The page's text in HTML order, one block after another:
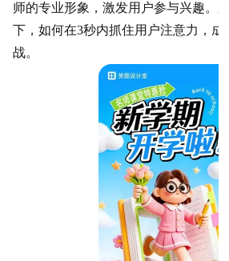
师的专业形象，激发用户参与兴趣。
下，如何在3秒内抓住用户注意力，
战。